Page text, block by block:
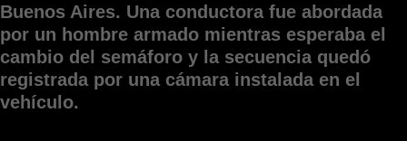
Buenos Aires. Una conductora fue abordada
por un hombre armado mientras esperaba el
cambio del semáforo y la secuencia quedó
registrada por una cámara instalada en el
vehículo.